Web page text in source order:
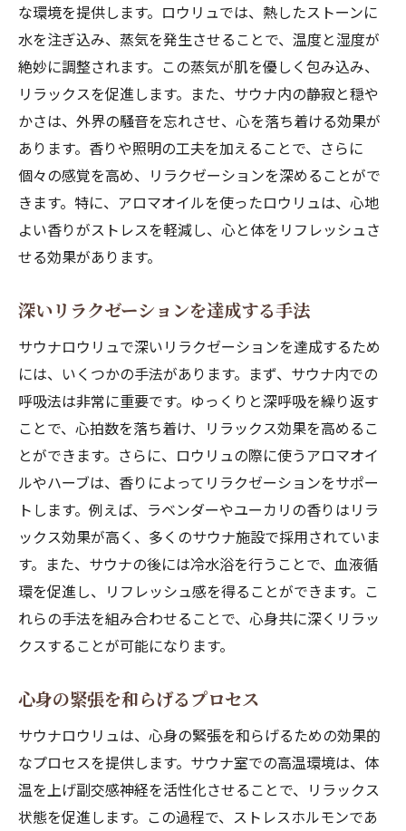
な環境を提供します。ロウリュでは、熱したストーンに
水を注ぎ込み、蒸気を発生させることで、温度と湿度が
絶妙に調整されます。この蒸気が肌を優しく包み込み、
リラックスを促進します。また、サウナ内の静寂と穏や
かさは、外界の騒音を忘れさせ、心を落ち着ける効果が
あります。香りや照明の工夫を加えることで、さらに
個々の感覚を高め、リラクゼーションを深めることがで
きます。特に、アロマオイルを使ったロウリュは、心地
よい香りがストレスを軽減し、心と体をリフレッシュさ
せる効果があります。
深いリラクゼーションを達成する手法
サウナロウリュで深いリラクゼーションを達成するため
には、いくつかの手法があります。まず、サウナ内での
呼吸法は非常に重要です。ゆっくりと深呼吸を繰り返す
ことで、心拍数を落ち着け、リラックス効果を高めるこ
とができます。さらに、ロウリュの際に使うアロマオイ
ルやハーブは、香りによってリラクゼーションをサポー
トします。例えば、ラベンダーやユーカリの香りはリラ
ックス効果が高く、多くのサウナ施設で採用されていま
す。また、サウナの後には冷水浴を行うことで、血液循
環を促進し、リフレッシュ感を得ることができます。こ
れらの手法を組み合わせることで、心身共に深くリラッ
クスすることが可能になります。
心身の緊張を和らげるプロセス
サウナロウリュは、心身の緊張を和らげるための効果的
なプロセスを提供します。サウナ室での高温環境は、体
温を上げ副交感神経を活性化させることで、リラックス
状態を促進します。この過程で、ストレスホルモンであ